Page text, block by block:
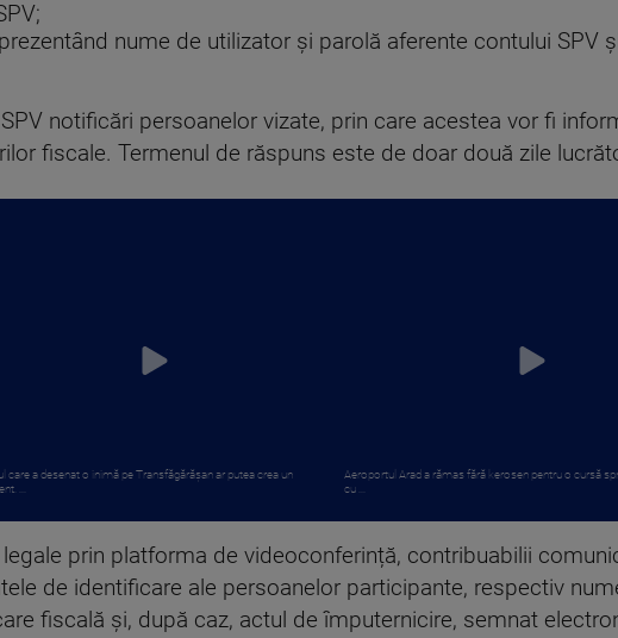
nume de utilizator și parolă aferente contului SPV
notificări persoanelor vizate, prin care acestea vor fi
fiscale. Termenul de răspuns este de doar două zile
care a desenat o inimă pe Transfăgărășan ar putea crea un
...
Aeroportul Arad a rămas fără kerosen pentru o cursă
cu ...
prin platforma de videoconferință, contribuabilii
de identificare ale persoanelor participante, respectiv
fiscală și, după caz, actul de împuternicire, semnat